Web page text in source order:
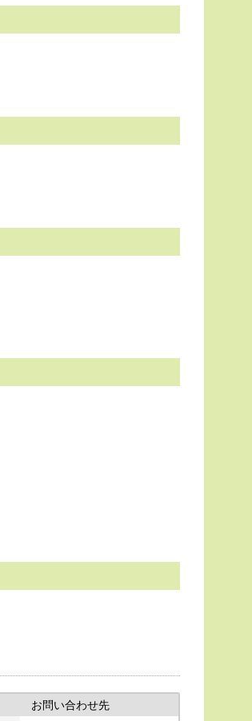
お問い合わせ先